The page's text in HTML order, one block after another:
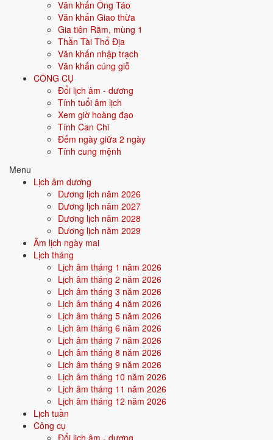
Văn khấn Ông Táo
Văn khấn Giao thừa
Gia tiên Rằm, mùng 1
Thần Tài Thổ Địa
Văn khấn nhập trạch
Văn khấn cúng giỗ
CÔNG CỤ
Đổi lịch âm - dương
Tính tuổi âm lịch
Xem giờ hoàng đạo
Tính Can Chi
Đếm ngày giữa 2 ngày
Tính cung mệnh
Menu
Lịch âm dương
Dương lịch năm 2026
Dương lịch năm 2027
Dương lịch năm 2028
Dương lịch năm 2029
Âm lịch ngày mai
Lịch tháng
Lịch âm tháng 1 năm 2026
Lịch âm tháng 2 năm 2026
Lịch âm tháng 3 năm 2026
Lịch âm tháng 4 năm 2026
Lịch âm tháng 5 năm 2026
Lịch âm tháng 6 năm 2026
Lịch âm tháng 7 năm 2026
Lịch âm tháng 8 năm 2026
Lịch âm tháng 9 năm 2026
Lịch âm tháng 10 năm 2026
Lịch âm tháng 11 năm 2026
Lịch âm tháng 12 năm 2026
Lịch tuần
Công cụ
Đổi lịch âm - dương
Hướng tốt cho mệnh Thủy
Hướng hợp là Bắc . Nên chọn hướng nhà, hướng bàn làm việc, hướng
giường và hướng bàn thờ theo các hướng này.
Nạp âm Giản Hạ Thủy sinh năm
nào?
Giản Hạ Thủy ứng với 2 tuổi Bính Tý, Đinh Sửu. Mỗi tuổi lặp lại sau 60
năm - bấm vào năm để xem chi tiết mệnh, vận khí và tuổi hợp.
Tuổi Bính Tý
Sinh năm 1996
Tuổi Đinh Sửu
Sinh năm 1997
Mệnh Thủy hợp khắc mệnh nào?
Mệnh Thủy được lợi từ các mệnh tương sinh và nên thận trọng với các
mệnh tương khắc khi chọn tuổi vợ chồng, đối tác, tuổi xông nhà.
Tương sinh với Thủy
Tương sinh
Kim (Kim sinh Thủy)
Mộc (Thủy sinh Mộc)
Tương khắc
Thổ (Thổ khắc Thủy)
Hỏa (Thủy khắc Hỏa)
Ứng dụng khi chọn tuổi
Hai người mệnh tương sinh dễ hòa hợp; mệnh tương khắc cần biết